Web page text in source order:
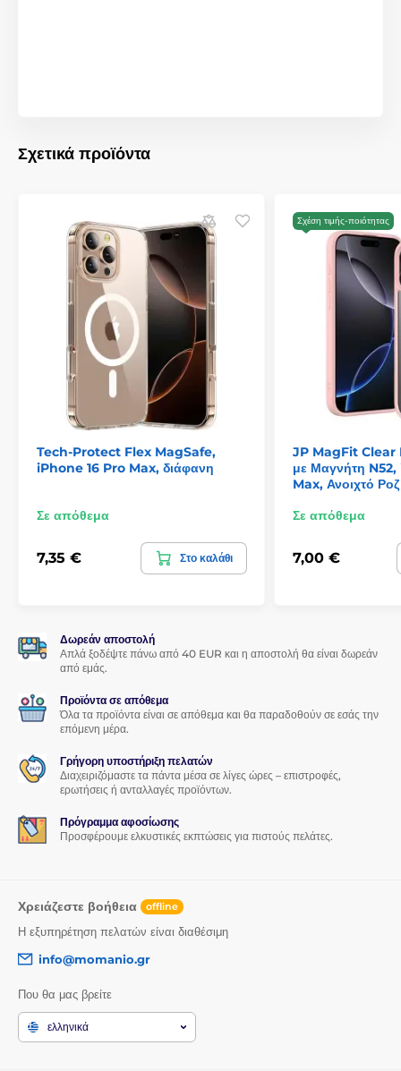
Σχετικά προϊόντα
Tech-Protect Flex MagSafe,
iPhone 16 Pro Max, διάφανη
Σε απόθεμα
7,35 € Στο καλάθι
Σχέση τιμής-ποιότητας
JP MagFit Clear
με Μαγνήτη
Max, Ανοιχτό Ροζ
Σε απόθεμα
7,00 €
Δωρεάν αποστολή
Απλά ξοδέψτε πάνω από 40 EUR και η αποστολή θα είναι δωρεάν
από εμάς.
Προϊόντα σε απόθεμα
Όλα τα προϊόντα είναι σε απόθεμα και θα παραδοθούν σε εσάς την
επόμενη μέρα.
Γρήγορη υποστήριξη πελατών
Διαχειριζόμαστε τα πάντα μέσα σε λίγες ώρες – επιστροφές,
ερωτήσεις ή ανταλλαγές προϊόντων.
Πρόγραμμα αφοσίωσης
Προσφέρουμε ελκυστικές εκπτώσεις για πιστούς πελάτες.
Χρειάζεστε βοήθεια offline
Η εξυπηρέτηση πελατών είναι διαθέσιμη
info@momanio.gr
Που θα μας βρείτε
ελληνικά